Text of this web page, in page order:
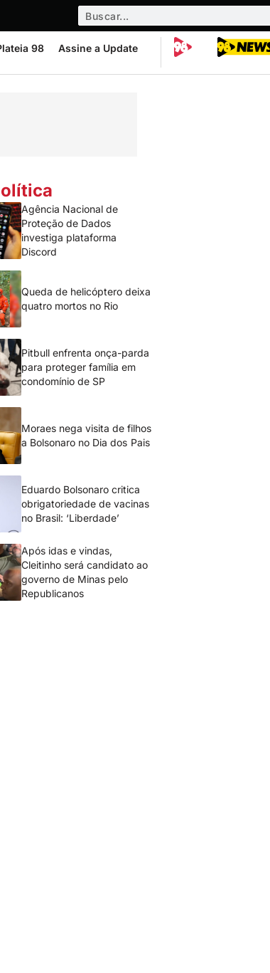
98 Assine a Update
Agência Nacional de
Proteção de Dados
investiga plataforma
Discord
Queda de helicóptero deixa
quatro mortos no Rio
Pitbull enfrenta onça-parda
para proteger família em
condomínio de SP
Moraes nega visita de filhos
a Bolsonaro no Dia dos Pais
Eduardo Bolsonaro critica
obrigatoriedade de vacinas
no Brasil: ‘Liberdade’
Após idas e vindas,
Cleitinho será candidato ao
governo de Minas pelo
Republicanos